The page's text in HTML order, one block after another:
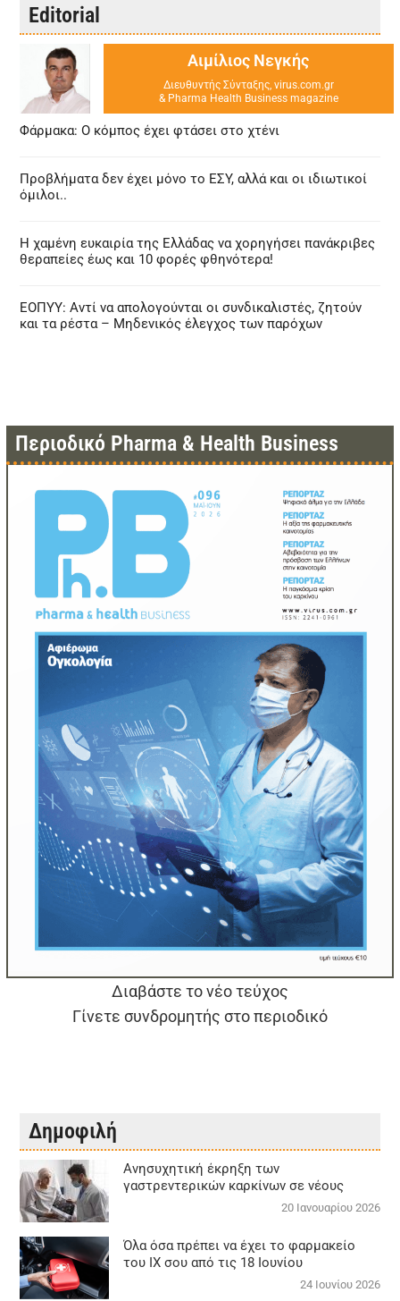
Editorial
Αιμίλιος Νεγκής
Διευθυντής Σύνταξης, virus.com.gr
& Pharma Health Business magazine
Φάρμακα: Ο κόμπος έχει φτάσει στο χτένι
Προβλήματα δεν έχει μόνο το ΕΣΥ, αλλά και οι ιδιωτικοί
όμιλοι..
Η χαμένη ευκαιρία της Ελλάδας να χορηγήσει πανάκριβες
θεραπείες έως και 10 φορές φθηνότερα!
ΕΟΠΥΥ: Αντί να απολογούνται οι συνδικαλιστές, ζητούν
και τα ρέστα – Μηδενικός έλεγχος των παρόχων
Περιοδικό Pharma & Health Business
Διαβάστε το νέο τεύχος
Γίνετε συνδρομητής στο περιοδικό
Δημοφιλή
Aνησυχητική έκρηξη των
γαστρεντερικών καρκίνων σε νέους
20 Ιανουαρίου 2026
Όλα όσα πρέπει να έχει το φαρμακείο
του ΙΧ σου από τις 18 Ιουνίου
24 Ιουνίου 2026